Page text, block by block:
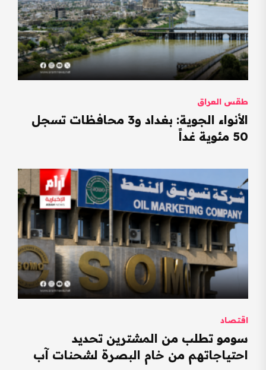
طقس العراق
الأنواء الجوية: بغداد و3 محافظات تسجل
50 مئوية غداً
اقتصاد
سومو تطلب من المشترين تحديد
احتياجاتهم من خام البصرة لشحنات آب